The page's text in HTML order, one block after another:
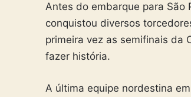
Antes do embarque para São
conquistou diversos
primeira vez as semifinais da
fazer história.
A última equipe nordestina